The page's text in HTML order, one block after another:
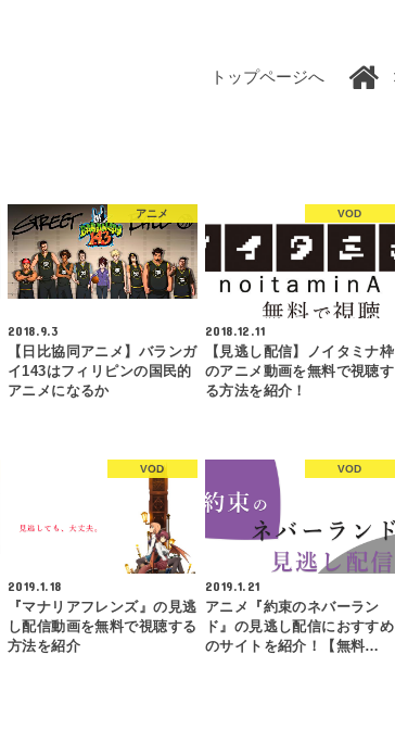
トップページへ
アニメ
2018.9.3
【日比協同アニメ】バランガ
イ143はフィリピンの国民的
アニメになるか
VOD
2018.12.11
【見逃し配信】ノイタミナ枠
のアニメ動画を無料で視聴す
る方法を紹介！
VOD
2019.1.18
『マナリアフレンズ』の見逃
し配信動画を無料で視聴する
方法を紹介
VOD
2019.1.21
アニメ『約束のネバーラン
ド』の見逃し配信におすすめ
のサイトを紹介！【無料…